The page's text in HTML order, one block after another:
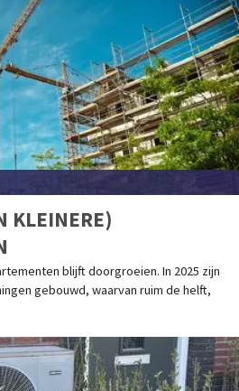
KLEINERE)
blijft doorgroeien. In 2025 zijn
gebouwd, waarvan ruim de helft,